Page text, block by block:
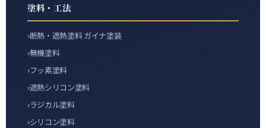
塗料・工法
断熱・遮熱塗料 ガイナ塗装
無機塗料
フッ素塗料
遮熱シリコン塗料
ラジカル塗料
シリコン塗料